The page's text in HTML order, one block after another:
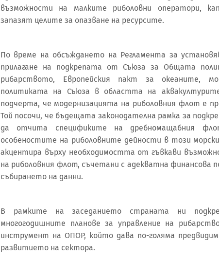
възможности на малките риболовни оператори,
запазят целите за опазване на ресурсите.
По време на обсъждането на Регламента за
прилагане на подкрепата от Съюза за Общата
рибарството, Европейския пакт за океаните,
политиката на Съюза в областта на
подчерта, че модернизацията на риболовния флот е
Той посочи, че бъдещата законодателна рамка за
да отчита спецификите на дребномащабния
особеностите на риболовните дейности в този
акцентира върху необходимостта от гъвкави
на риболовния флот, съчетани с адекватна финансова
събирането на данни.
В рамките на заседанието страната ни
многогодишните планове за управление на
инструмент на ОПОР, който дава по-голяма
развитието на сектора.